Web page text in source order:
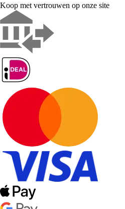
Koop met vertrouwen op onze site